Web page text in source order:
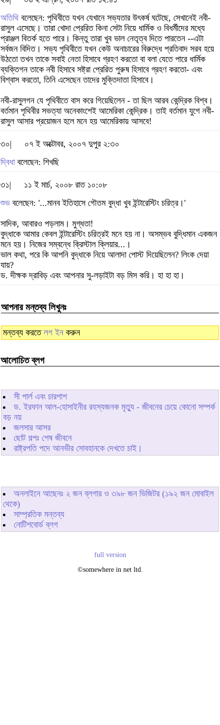
অতিথি বলেছেন: পৃথিবীতে যখন যেখানে সভ্যতার উৎকর্ষ ঘটেছে, সেখানেই নবী-
রাসুল এসেছে। তারা খোদা প্রেরিত কিনা সেটা নিয়ে ধার্মিক ও বিধর্মীদের মধ্যে
প্রাঞ্জল বিতর্ক হতে পারে। কিন্তু তারা খুব ভাল নেতৃত্ব দিতে পারতেন --এটা
সর্বজন বিদিত। সভ্য পৃথিবীতে যখন কেউ অনাচারের বিরুদ্ধে প্রতিবাদ সরব হয়ে
উঠতো তখন তাকে সবাই নেতা হিসাবে গ্রহণ করতো বা বলা যেতে পারে ধার্মিক
ব্যক্তিগন তাকে নবী হিসাবে সষ্ট্রা প্রেরিত পুরুষ হিসাবে গ্রহণ করতো- এবং
বিশ্বাস করতো, তিনি এসেছেন তাদের মুক্তিদাতা হিসাবে।
নবী-রাসুলগন যে পৃথিবীতে বাস করে গিয়েছিলেন - তা ছিল আরব কেন্দ্রিক বিশ্ব।
বর্তমান পৃথিবীর সভত্যা অনেকাংশেই আমেরিকা কেন্দ্রিক। তাই বর্তমান যুগে নবী-
রাসুল আসার প্রয়োজন হলে মনে হয় আমেরিকায় আসবে!
৩০|
০৭ ই অক্টোবর, ২০০৭ দুপুর ২:৩০
দ্বিধাবলেছেন: শিখছি
৩১|
১১ ই মার্চ, ২০০৮ রাত ১০:০৮
শুভ বলেছেন: ‌'...মানব ইতিহাসে গৌতম বুদ্ধা খুব ইন্টারেস্টিং চরিত্র।'
সাদিক, আবারও পড়লাম। মুগ্ধতা!
বুদ্ধাকে আমার কেবল ইন্টারেস্টিং চরিত্রই মনে হয় না। অসম্ভব বুদ্ধিমান একজন
মনে হয়। নিজের সম্বন্ধে ক্রিস্টাল ক্লিয়ার...।
ভাল কথা, পরে কি আপনি বুদ্ধাকে নিয়ে আলাদা পোস্ট দিয়েছিলেন? লিংক দেয়া
যায়?
ড. দীক্ষক দ্রাবিড় এবং আপনার সু-লড়াইটা বড় মিস করি। হা হা হা।
আপনার মন্তব্য লিখুনঃ
মন্তব্য করতে লগ ইন করুন
আলোচিত ব্লগ
সী পার্ল এবং চারপাশ
ড. ইরফান আল-হোসাইনীর রহস্যজনক মৃত্যু - জীবনের চেয়ে কোনো সম্পর্ক
বড় নয়
জলসার আসর
ছোট গল্পঃ শেষ জীবনে
রাষ্ট্রপতি পদে আনভীর সোবহানকে দেখতে চাই।
অনলাইনে আছেনঃ ২ জন ব্লগার ও ৩৯৮জন ভিজিটর (১৯২ জন মোবাইল
থেকে)
সাম্প্রতিক মন্তব্য
নোটিশবোর্ড ব্লগ
full version
©somewhere in net ltd.